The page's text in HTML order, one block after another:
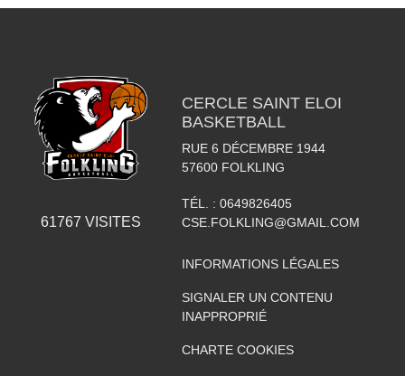
61767 VISITES
CERCLE SAINT ELOI
BASKETBALL
RUE 6 DÉCEMBRE 1944
57600 FOLKLING
TÉL. : 0649826405
CSE.FOLKLING@GMAIL.COM
INFORMATIONS LÉGALES
SIGNALER UN CONTENU
INAPPROPRIÉ
CHARTE COOKIES